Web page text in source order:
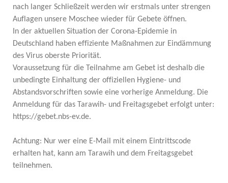
nach langer Schließzeit werden wir erstmals unter strengen
Auflagen unsere Moschee wieder für Gebete öffnen.
In der aktuellen Situation der Corona-Epidemie in
Deutschland haben effiziente Maßnahmen zur Eindämmung
des Virus oberste Priorität.
Voraussetzung für die Teilnahme am Gebet ist deshalb die
unbedingte Einhaltung der offiziellen Hygiene- und
Abstandsvorschriften sowie eine vorherige Anmeldung. Die
Anmeldung für das Tarawih- und Freitagsgebet erfolgt unter:
https://gebet.nbs-ev.de.
Achtung: Nur wer eine E-Mail mit einem Eintrittscode
erhalten hat, kann am Tarawih und dem Freitagsgebet
teilnehmen.